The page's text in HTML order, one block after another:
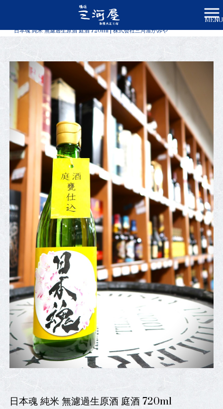
MENU
商品一覧
日本魂 純米 無濾過生原酒 庭酒 720ml | 株式会社三河屋かみや
日本魂 純米 無濾過生原酒 庭酒 720ml